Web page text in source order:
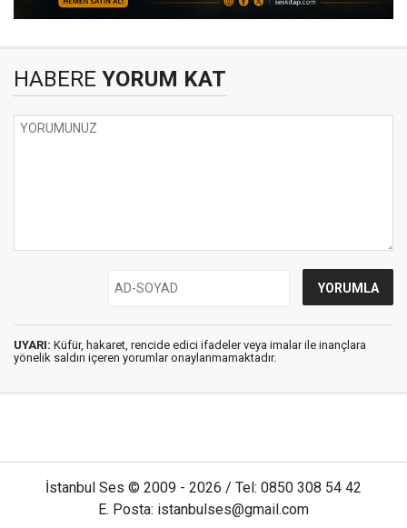
HABERE YORUM KAT
UYARI: Küfür, hakaret, rencide edici ifadeler veya imalar ile inançlara
yönelik saldırı içeren yorumlar onaylanmamaktadır.
İstanbul Ses © 2009 - 2026 / Tel: 0850 308 54 42
E. Posta: istanbulses@gmail.com